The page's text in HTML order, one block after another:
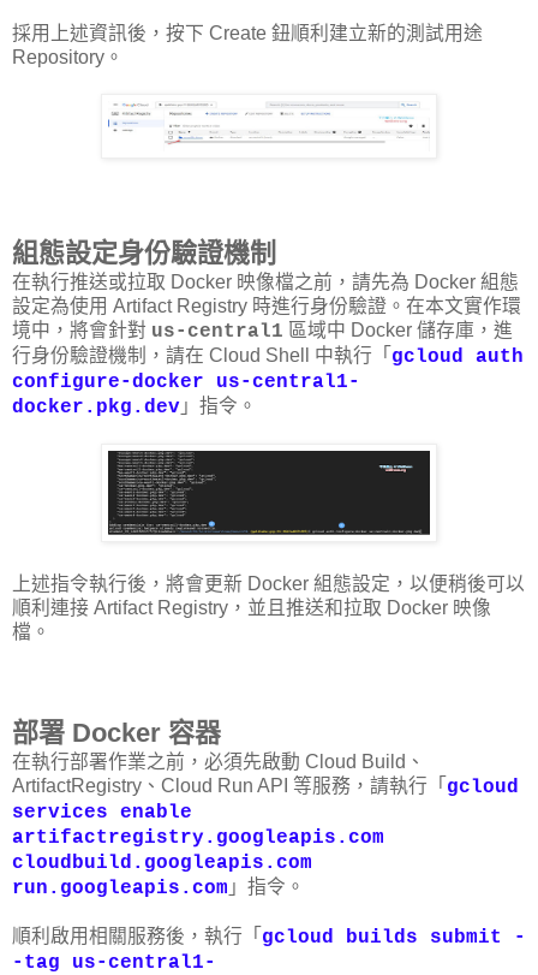
採用上述資訊後，按下 Create 鈕順利建立新的測試用途
Repository。
組態設定身份驗證機制
在執行推送或拉取 Docker 映像檔之前，請先為 Docker 組態
設定為使用 Artifact Registry 時進行身份驗證。在本文實作環
境中，將會針對 us-central1 區域中 Docker 儲存庫，進
行身份驗證機制，請在 Cloud Shell 中執行「 gcloud auth
configure-docker us-central1-
docker.pkg.dev 」指令。
上述指令執行後，將會更新 Docker 組態設定，以便稍後可以
順利連接 Artifact Registry，並且推送和拉取 Docker 映像
檔。
部署 Docker 容器
在執行部署作業之前，必須先啟動 Cloud Build、
ArtifactRegistry、Cloud Run API 等服務，請執行「 gcloud
services enable
artifactregistry.googleapis.com
cloudbuild.googleapis.com
run.googleapis.com 」指令。
順利啟用相關服務後，執行「 gcloud builds submit -
-tag us-central1-